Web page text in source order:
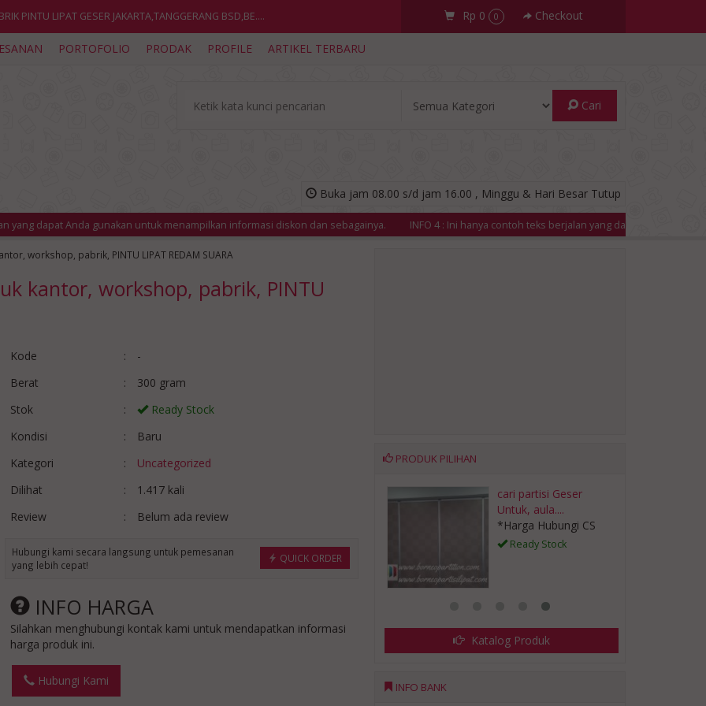
PINTU LIPAT GESER JAKARTA,TANGGERANG BSD,BE....
PINTU LIPAT KEDAP SUARA, PABRIK PINTU LIPAT....
PINTU LIPAT GESER JAKARTA,TANGGERANG BSD,BE....
PARTISI PINTU LIPAT Di BENGKULU| PARTISI LI....
ruangan kedap suara | pintu lipat | parti....
Rp 0 0 Checkout
PORTOFOLIO PRODAK PROFILE ARTIKEL TERBARU
Cari
Buka jam 08.00 s/d jam 16.00 , Minggu & Hari Besar Tutup
untuk menampilkan informasi diskon dan sebagainya. INFO 4 : Ini hanya contoh teks berjalan yang dapat Anda gunakan untuk
workshop, pabrik, PINTU LIPAT REDAM SUARA
kantor, workshop, pabrik, PINTU
Kode :
-
Berat
:
300 gram
Stok
:
Ready Stock
Kondisi
:
Baru
Kategori
:
Uncategorized
Dilihat
:
1.417 kali
Review
: Belum ada review
QUICK ORDER
Hubungi kami secara langsung untuk pemesanan
yang lebih cepat!
INFO HARGA
Silahkan menghubungi kontak kami untuk mendapatkan informasi
harga produk ini.
Hubungi Kami
PRODUK PILIHAN
PARTISI GESER LIPAT
RUANGAN MO....
*Harga Hubungi CS
Ready Stock
cari partisi Geser
Untuk, aula....
*Harga Hubungi CS
Ready Stock
Katalog Produk
INFO BANK